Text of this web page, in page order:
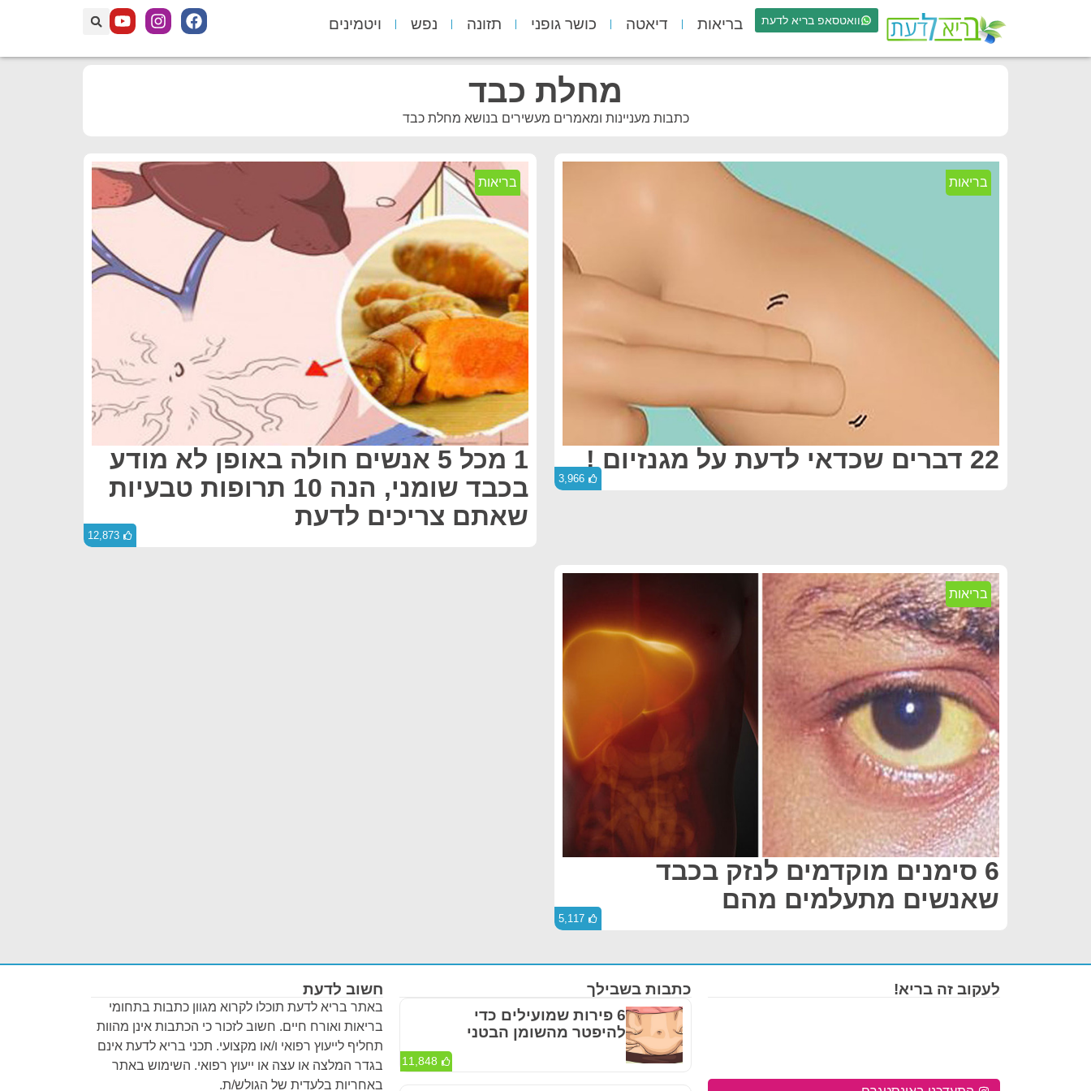
וואטסאפ בריא לדעת בריאות דיאטה כושר גופני תזונה נפש ויטמינים
מחלת כבד
כתבות מעניינות ומאמרים מעשירים בנושא מחלת כבד
בריאות
22 דברים שכדאי לדעת על מגנזיום !
3,966
בריאות
1 מכל 5 אנשים חולה באופן לא מודע
בכבד שומני, הנה 10 תרופות טבעיות
שאתם צריכים לדעת
12,873
בריאות
6 סימנים מוקדמים לנזק בכבד
שאנשים מתעלמים מהם
5,117
חשוב לדעת
באתר בריא לדעת תוכלו לקרוא מגוון כתבות בתחומי
בריאות ואורח חיים. חשוב לזכור כי הכתבות אינן מהוות
תחליף לייעוץ רפואי ו/או מקצועי. תכני בריא לדעת אינם
בגדר המלצה או עצה או ייעוץ רפואי. השימוש באתר
באחריות בלעדית של הגולש/ת.
כתבות בשבילך
6 פירות שמועילים כדי
להיפטר מהשומן הבטני
11,848
לעקוב זה בריא!